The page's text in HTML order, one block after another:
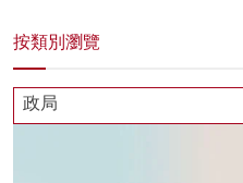
按類別瀏覽
政局